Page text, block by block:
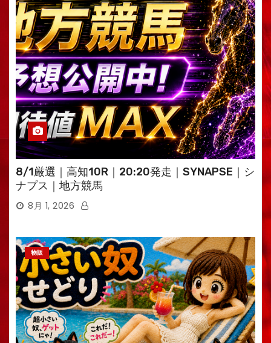
8/1厳選｜高知10R｜20:20発走｜SYNAPSE｜シ
ナプス｜地方競馬
8月 1, 2026
物販